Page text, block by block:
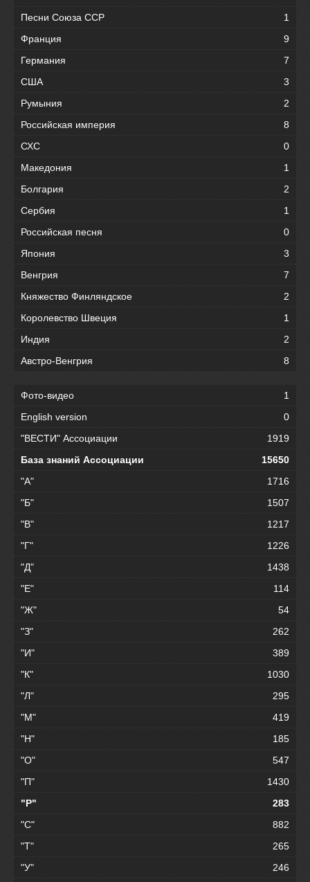
Песни Союза ССР
1
Франция
9
Германия
7
США
3
Румыния
2
Российская империя
8
СХС
0
Македония
1
Болгария
2
Сербия
1
Российская песня
0
Япония
3
Венгрия
7
Княжество Финляндское
2
Королевство Швеция
1
Индия
2
Австро-Венгрия
8
Фото-видео
1
English version
0
"ВЕСТИ" Ассоциации
1919
База знаний Ассоциации
15650
"А"
1716
"Б"
1507
"В"
1217
"Г"
1226
"Д"
1438
"Е"
114
"Ж"
54
"З"
262
"И"
389
"К"
1030
"Л"
295
"М"
419
"Н"
185
"О"
547
"П"
1430
"Р"
283
"С"
882
"Т"
265
"У"
246